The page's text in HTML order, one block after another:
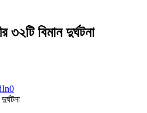
৩২টি বিমান দুর্ঘটনা
0